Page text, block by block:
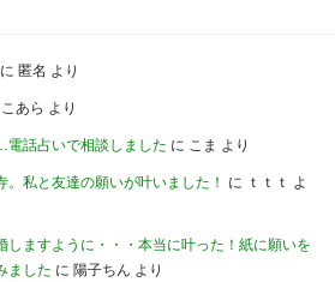
に 匿名 より
こあら より
話占いで相談しました に こま より
私と友達の願いが叶いました！ に ｔｔｔ よ
しますように・・・本当に叶った！紙に願いを
ました に 陽子ちん より